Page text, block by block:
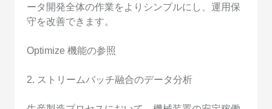
ータ開発全体の作業をよりシンプルにし、運用保
守を改善できます。
Optimize 機能の参照
2. ストリームバッチ融合のデータ分析